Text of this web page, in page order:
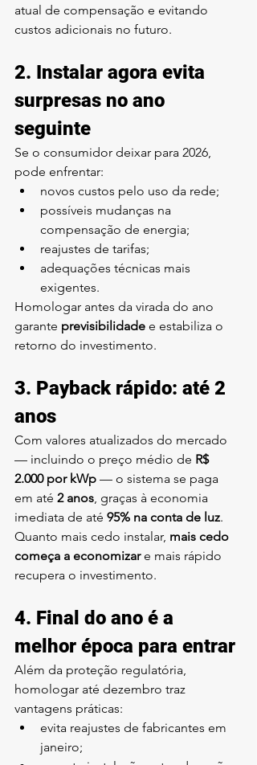
atual de compensação e evitando
custos adicionais no futuro.
2. Instalar agora evita
surpresas no ano
seguinte
Se o consumidor deixar para 2026,
pode enfrentar:
novos custos pelo uso da rede;
possíveis mudanças na
compensação de energia;
reajustes de tarifas;
adequações técnicas mais
exigentes.
Homologar antes da virada do ano
garante previsibilidade e estabiliza o
retorno do investimento.
3. Payback rápido: até 2
anos
Com valores atualizados do mercado
— incluindo o preço médio de R$
2.000 por kWp — o sistema se paga
em até 2 anos , graças à economia
imediata de até 95% na conta de luz.
Quanto mais cedo instalar, mais cedo
começa a economizar e mais rápido
recupera o investimento.
4. Final do ano é a
melhor época para entrar
Além da proteção regulatória,
homologar até dezembro traz
vantagens práticas:
evita reajustes de fabricantes em
janeiro;